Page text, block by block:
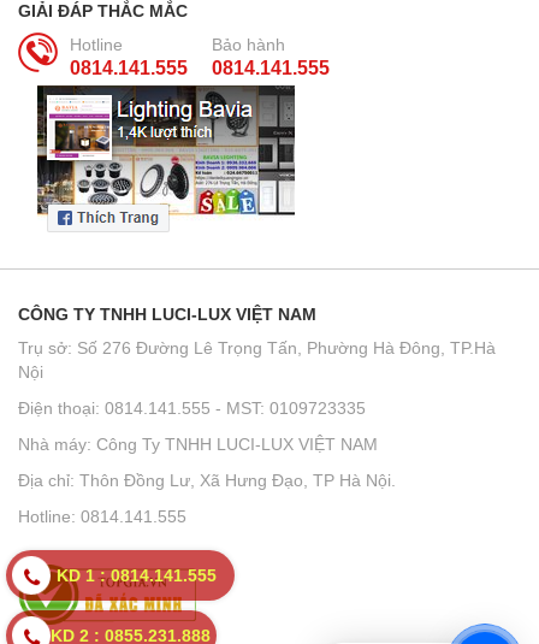
GIẢI ĐÁP THẮC MẮC
Hotline
0814.141.555
Bảo hành
0814.141.555
CÔNG TY TNHH LUCI-LUX VIỆT NAM
Trụ sở: Số 276 Đường Lê Trọng Tấn, Phường Hà Đông, TP.Hà
Nội
Điện thoại: 0814.141.555 - MST: 0109723335
Nhà máy: Công Ty TNHH LUCI-LUX VIỆT NAM
Địa chỉ: Thôn Đồng Lư, Xã Hưng Đạo, TP Hà Nội.
Hotline: 0814.141.555
KD 2 : 0855.231.888
KD 1 : 0814.141.555